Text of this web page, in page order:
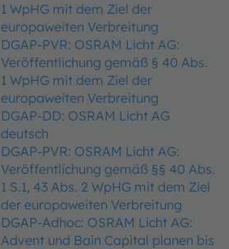
1 WpHG mit dem Ziel der
europaweiten Verbreitung
DGAP-PVR: OSRAM Licht AG:
Veröffentlichung gemäß § 40 Abs.
1 WpHG mit dem Ziel der
europaweiten Verbreitung
DGAP-DD: OSRAM Licht AG
deutsch
DGAP-PVR: OSRAM Licht AG:
Veröffentlichung gemäß §§ 40 Abs.
1 S.1, 43 Abs. 2 WpHG mit dem Ziel
der europaweiten Verbreitung
DGAP-Adhoc: OSRAM Licht AG:
Advent und Bain Capital planen bis